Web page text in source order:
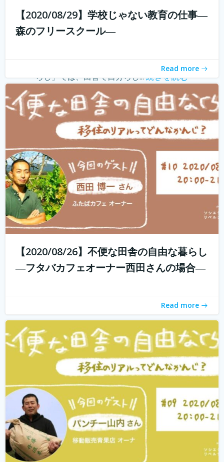
【2020/08/29】学校じゃない教育の仕事―
森のフリースクール―
Read more
withコロナ時代に入り、オンライン化が加速化すること
で、不便だと思われていた田舎も、不便に感じなくなって
う思う方も多いかもしれません。 「不便な田舎の自由な暮
らし」では、田舎で自分らし... 続きを読む
【2020/08/26】不便な田舎の自由な暮らし
―フタバカフェオーナー西田さんの場合―
Read more
withコロナ時代に入り、オンライン化が加速化すること
で、不便だと思われていた田舎も、不便に感じなくなって
続きを読む